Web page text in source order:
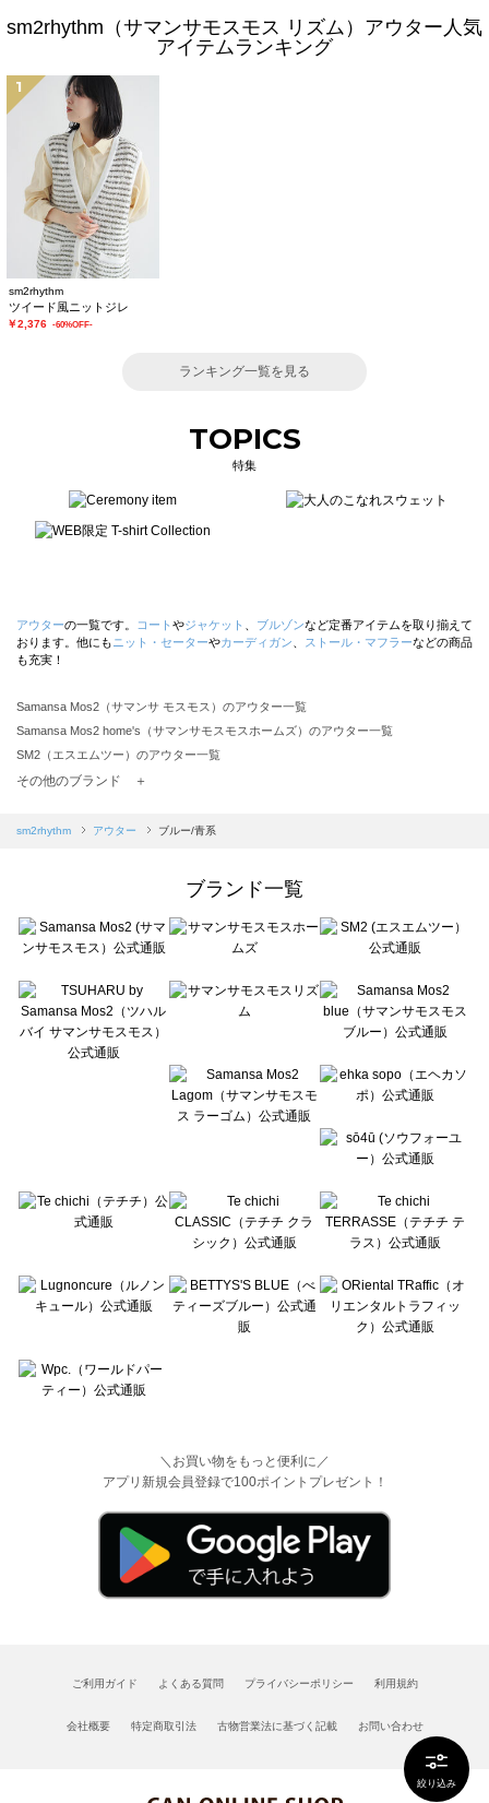
絞り込み
sm2rhythm（サマンサモスモス リズム）アウター人気
アイテムランキング
1
sm2rhythm
ツイード風ニットジレ
￥2,376 -60%OFF-
ランキング一覧を見る
TOPICS
特集
アウターの一覧です。 コート やジャケット ブルゾンなど定番アイテムを取り揃えて
おります。他にも ニット・セーターやカーディガン ストール・マフラーなどの商品
も充実！
Samansa Mos2（サマンサ モスモス）のアウター一覧
Samansa Mos2 home's（サマンサモスモスホームズ）のアウター一覧
SM2（エスエムツー）のアウター一覧
TSUHARU by Samansa Mos2（ツハルバイサマンサモスモス）のアウター一覧
Samansa Mos2 blue（サマンサモスモス ブルー）のアウター一覧
sō4ū（ソウフォーユー）のアウター一覧
Te chichi（テチチ）のアウター一覧
Te chichi CLASSIC（テチチ クラシック）のアウター一覧
Lugnoncure（ルノンキュール）のアウター一覧
BETTY'S BLUE（べティーズブルー）のアウター一覧
Wpc.（ワールドパーティー）のアウター一覧
その他のブランド ＋
sm2rhythm アウター ブルー/青系
ブランド一覧
＼お買い物をもっと便利に／
アプリ新規会員登録で100ポイントプレゼント！
ご利用ガイド よくある質問 プライバシーポリシー 利用規約
会社概要 特定商取引法 古物営業法に基づく記載 お問い合わせ